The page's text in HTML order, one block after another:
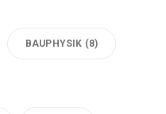
BAUPHYSIK (8)